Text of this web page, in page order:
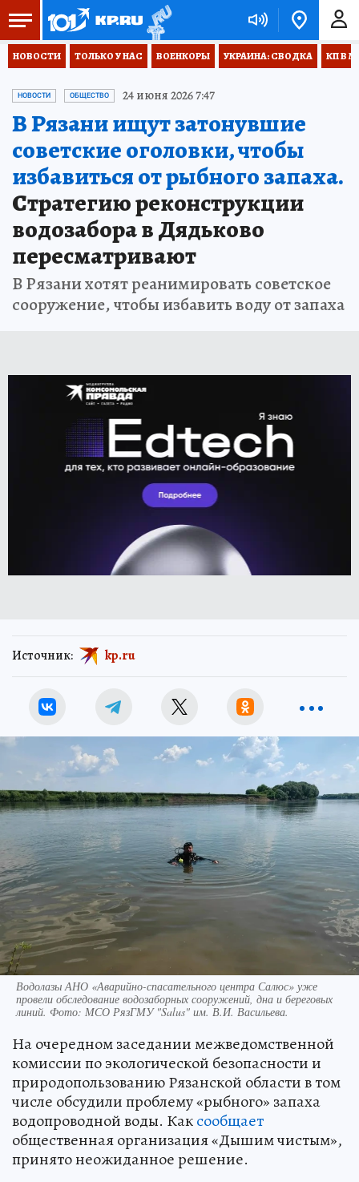
НОВОСТИ ТОЛЬКО У НАС ВОЕНКОРЫ УКРАИНА: СВОДКА КП В
НОВОСТИ ОБЩЕСТВО 24 июня 2026 7:47
В Рязани ищут затонувшие
советские оголовки, чтобы
избавиться от рыбного запаха.
Стратегию реконструкции
водозабора в Дядьково
пересматривают
В Рязани хотят реанимировать советское
сооружение, чтобы избавить воду от запаха
Источник: kp.ru
Водолазы АНО «Аварийно-спасательного центра Салюс» уже
провели обследование водозаборных сооружений, дна и береговых
линий. Фото: МСО РязГМУ "Salus" им. В.И. Васильева.
На очередном заседании межведомственной
комиссии по экологической безопасности и
природопользованию Рязанской области в том
числе обсудили проблему «рыбного» запаха
водопроводной воды. Каксообщает
общественная организация «Дышим чистым»,
принято неожиданное решение.